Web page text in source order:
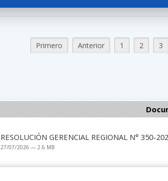
Primero Anterior 1 2 3
RESOLUCIÓN GERENCIAL REGIONAL N° 350-
27/07/2026 — 2.6 MB